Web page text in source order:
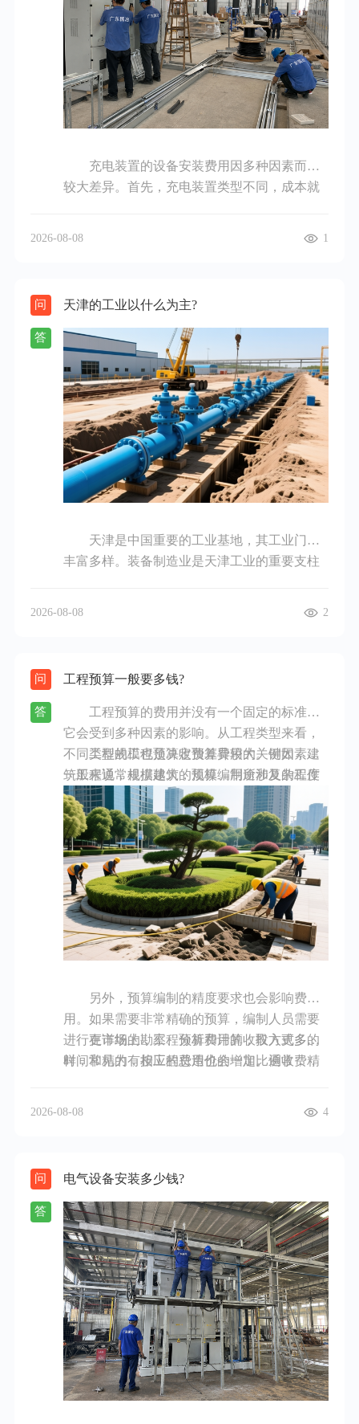
充电装置的设备安装费用因多种因素而有
较大差异。首先，充电装置类型不同，成本就
功率大，设备价格可能在数万元，安装时涉及
到复杂的电路改造、安全防护设施等，安装费
用会更高，可能在几千元到上万元。其次，安
装场地也会影响费用。如果是在已有合适电路
和空间的场地安装，成本相对低；但要是场地
需要进行大规模的基础设施建设，如铺设电
缆、建造专用的充电场地等，费用会大幅增
加。比如在偏远地区或老旧建筑内安装，可能
需要对电网进行扩容等操作，这会使成本显著
上升。再者，安装的难易程度也有影响。若安
若距离远，需要额外铺设很长的电缆，或者安
装环境复杂，如地下停车场等，需要特殊的施
评估和报价。
2026-08-08 1
问 天津的工业以什么为主?
答
天津是中国重要的工业基地，其工业门类
丰富多样。装备制造业是天津工业的重要支柱
炼油、化工产品制造等产业，生产出各类化工
原料和精细化学品，广泛应用于多个行业。电
子信息产业发展迅速，涵盖了集成电路、通信
设备、软件等领域，不断推动着信息技术的创
新和应用，提升了天津工业的智能化水平。汽
车制造业也是天津工业的亮点，不仅有整车生
产，还带动了零部件制造等相关产业的发展，
形成了较为完整的产业链。此外，生物医药产
业近年来发展势头良好，在生物制药、医疗器
械研发等方面取得了不少成果，为人们的健康
保障提供了有力支持。新能源和新材料产业同
样受到重视，新能源领域的太阳能、风能等开
发利用不断推进，新材料产业则在高性能复合
材料、新型建筑材料等方面有诸多突破。天津
车制造、生物医药、新能源和新材料等产业为
主，各产业相互促进，共同推动天津工业的持
续发展。
2026-08-08 2
问 工程预算一般要多钱?
答
工程预算的费用并没有一个固定的标准，
它会受到多种因素的影响。从工程类型来看，
不同类型的工程预算收费差异较大。例如，建
筑工程通常根据建筑的规模、用途和复杂程度
收费，小型住宅建筑的预算费用可能相对较
低，而大型商业建筑或复杂的工业厂房，由于
涉及更多的专业领域和复杂的施工工艺，预算
费用会高很多。市政工程如道路、桥梁建设，
因其对地质条件、交通影响等方面有特殊要
求，预算收费也会有不同的标准。
工程规模也是决定预算费用的关键因素。
一般来说，规模越大，预算编制所涉及的工作
量就越大，费用也就越高。一个小型的室内装
修工程，预算费用可能只需几千元；而一个大
型的房地产开发项目，预算费用可能达到几十
万元甚至更高。
另外，预算编制的精度要求也会影响费
用。如果需要非常精确的预算，编制人员需要
进行更详细的勘察、分析和计算，投入更多的
时间和精力，相应的费用也会增加。通常，精
在市场上，工程预算费用的收取方式多
样，常见的有按工程总造价的一定比例收费，
详细沟通，以确定合理的费用。
2026-08-08 4
问 电气设备安装多少钱?
答